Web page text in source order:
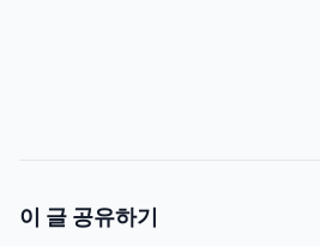
이 글 공유하기